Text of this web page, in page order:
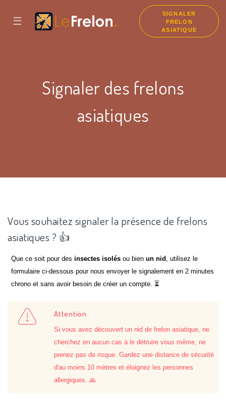
☰
SIGNALER
FRELON
ASIATIQUE
Signaler des frelons
asiatiques
Vous souhaitez signaler la présence de frelons
asiatiques ? 👍
Que ce soit pour desinsectes isolés ou bienun nid , utilisez le
formulaire ci-dessous pour nous envoyer le signalement en 2 minutes
chrono et sans avoir besoin de créer un compte. ⏳
Attention
Si vous avez découvert un nid de frelon asiatique, ne
cherchez en aucun cas à le détruire vous même, ne
prenez pas de risque. Gardez une distance de sécurité
d'au moins 10 mètres et éloignez les personnes
allergiques. 🙏